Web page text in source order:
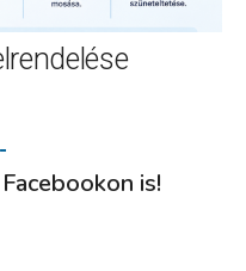
is!